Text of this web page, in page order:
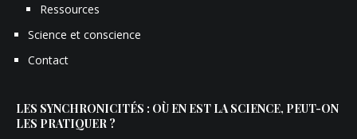
Ressources
Science et conscience
Contact
LES SYNCHRONICITÉS : OÙ EN EST LA SCIENCE, PEUT-ON
LES PRATIQUER ?